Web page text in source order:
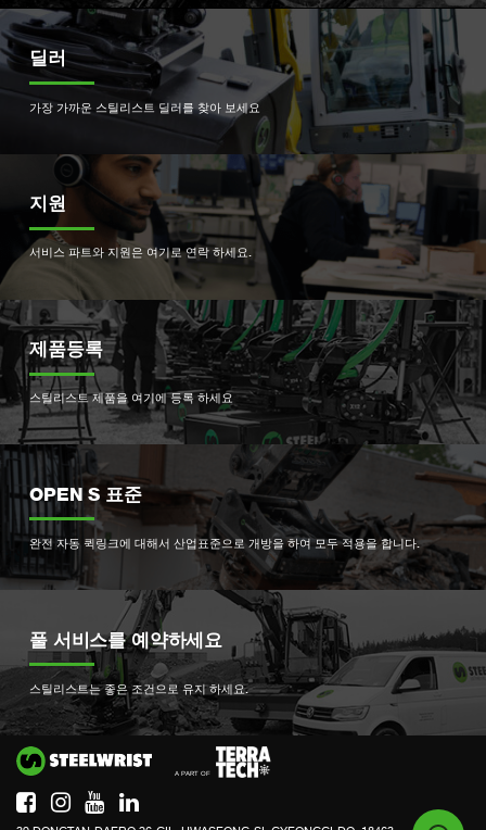
딜러
가장 가까운 스틸리스트 딜러를 찾아 보세요
지원
서비스 파트와 지원은 여기로 연락 하세요.
제품등록
스틸리스트 제품을 여기에 등록 하세요
OPEN S 표준
완전 자동 퀵링크에 대해서 산업표준으로 개방을 하여 모두 적용을 합니다.
풀 서비스를 예약하세요
스틸리스트는 좋은 조건으로 유지 하세요.